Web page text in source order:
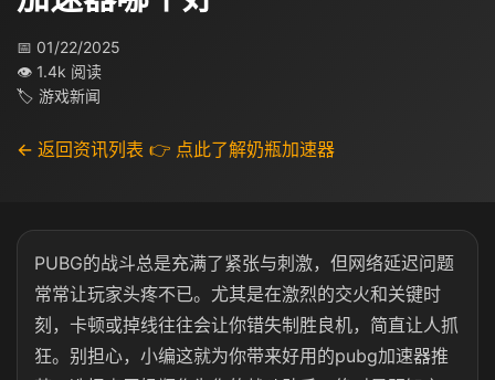
📅 01/22/2025
👁 1.4k 阅读
🏷 游戏新闻
← 返回资讯列表 👉 点此了解奶瓶加速器
PUBG的战斗总是充满了紧张与刺激，但网络延迟问题
常常让玩家头疼不已。尤其是在激烈的交火和关键时
刻，卡顿或掉线往往会让你错失制胜良机，简直让人抓
狂。别担心，小编这就为你带来好用的pubg加速器推